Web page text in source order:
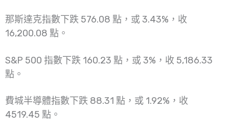
那斯達克指數下跌 576.08 點，或 3.43%，收
16,200.08 點。
S&P 500 指數下跌 160.23 點，或 3%，收 5,186.33
點。
費城半導體指數下跌 88.31 點，或 1.92%，收
4519.45 點。